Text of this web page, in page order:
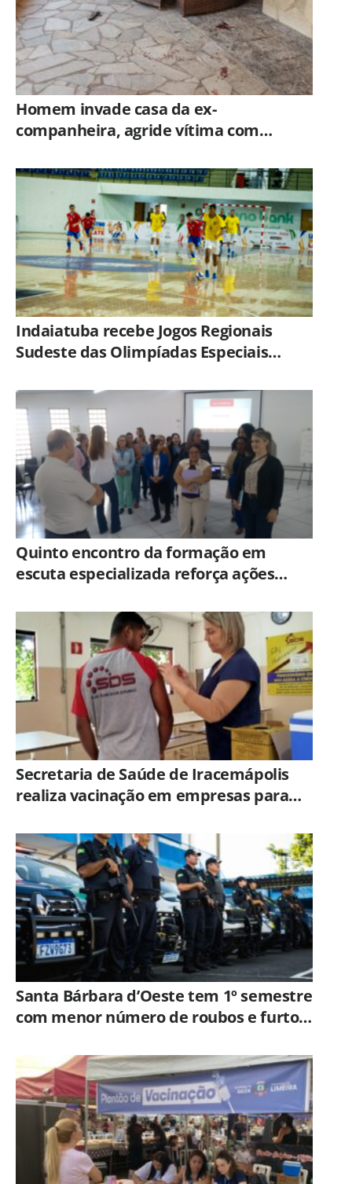
Homem invade casa da ex-
companheira, agride vítima com
GCM de Limeira
Indaiatuba recebe Jogos Regionais
Sudeste das Olimpíadas Especiais
Quinto encontro da formação em
escuta especializada reforça ações
adolescentes em Americana
Secretaria de Saúde de Iracemápolis
realiza vacinação em empresas para
Santa Bárbara d’Oeste tem 1º semestre
com menor número de roubos e furtos